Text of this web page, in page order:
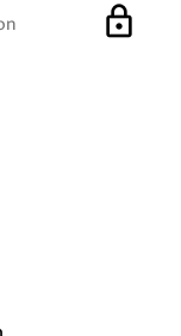
lock